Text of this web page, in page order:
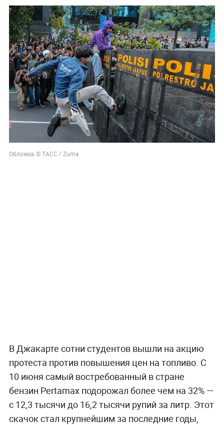
Обложка © ТАСС / Zuma
В Джакарте сотни студентов вышли на акцию
протеста против повышения цен на топливо. С
10 июня самый востребованный в стране
бензин Pertamax подорожал более чем на 32% —
с 12,3 тысячи до 16,2 тысячи рупий за литр. Этот
скачок стал крупнейшим за последние годы,